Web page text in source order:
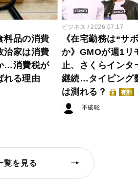
料品の消費
治家は消費
…消費税が
れる理由
ビジネス 2026.07.17
《在宅勤務は“サ
か》GMOが週1リ
止、さくらインタ
継続…タイピング
は測れる？
有料
不破聡
覧を見る